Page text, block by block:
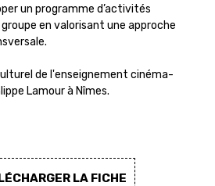
un programme d’activités
en valorisant une approche
de l'enseignement cinéma-
Lamour à Nîmes.
LA FICHE